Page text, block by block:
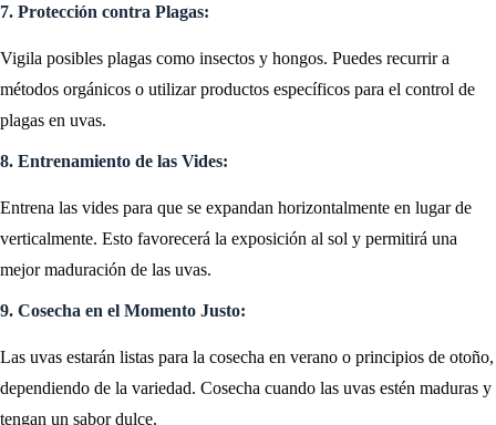
7. Protección contra Plagas:
Vigila posibles plagas como insectos y hongos. Puedes recurrir a
métodos orgánicos o utilizar productos específicos para el control de
plagas en uvas.
8. Entrenamiento de las Vides:
Entrena las vides para que se expandan horizontalmente en lugar de
verticalmente. Esto favorecerá la exposición al sol y permitirá una
mejor maduración de las uvas.
9. Cosecha en el Momento Justo:
Las uvas estarán listas para la cosecha en verano o principios de otoño,
dependiendo de la variedad. Cosecha cuando las uvas estén maduras y
tengan un sabor dulce.